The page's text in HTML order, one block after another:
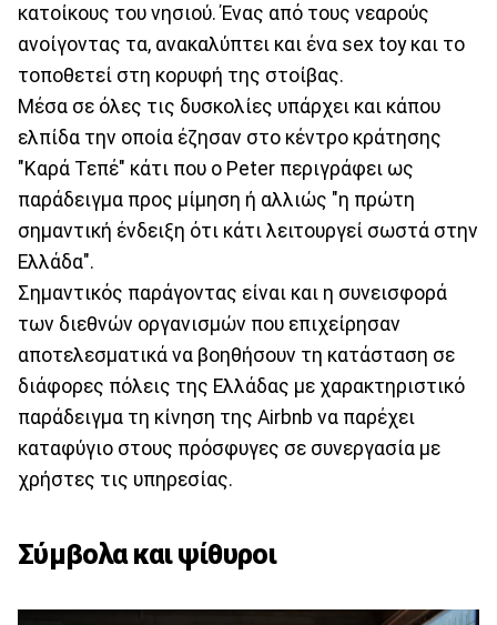
κατοίκους του νησιού. Ένας από τους νεαρούς
ανοίγοντας τα, ανακαλύπτει και ένα sex toy και το
τοποθετεί στη κορυφή της στοίβας.
Μέσα σε όλες τις δυσκολίες υπάρχει και κάπου
ελπίδα την οποία έζησαν στο κέντρο κράτησης
"Καρά Τεπέ" κάτι που ο Peter περιγράφει ως
παράδειγμα προς μίμηση ή αλλιώς "η πρώτη
σημαντική ένδειξη ότι κάτι λειτουργεί σωστά στην
Ελλάδα".
Σημαντικός παράγοντας είναι και η συνεισφορά
των διεθνών οργανισμών που επιχείρησαν
αποτελεσματικά να βοηθήσουν τη κατάσταση σε
διάφορες πόλεις της Ελλάδας με χαρακτηριστικό
παράδειγμα τη κίνηση της Airbnb να παρέχει
καταφύγιο στους πρόσφυγες σε συνεργασία με
χρήστες τις υπηρεσίας.
Σύμβολα και ψίθυροι